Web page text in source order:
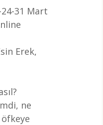
31 Mart
Erek,
ne
öfkeye